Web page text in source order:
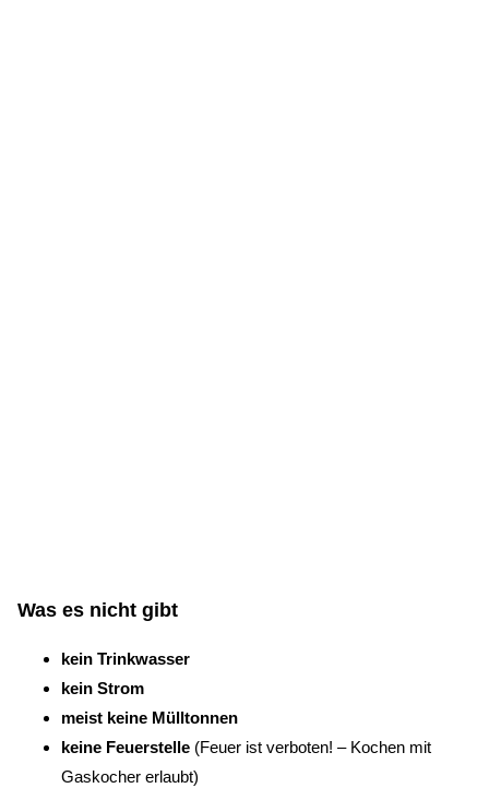
Was es nicht gibt
kein Trinkwasser
kein Strom
meist keine Mülltonnen
keine Feuerstelle (Feuer ist verboten! – Kochen mit
Gaskocher erlaubt)